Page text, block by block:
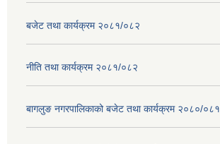
बजेट तथा कार्यक्रम २०८१/०८२
नीति तथा कार्यक्रम २०८१/०८२
बागलुङ नगरपालिकाको बजेट तथा कार्यक्रम २०८०/०८१